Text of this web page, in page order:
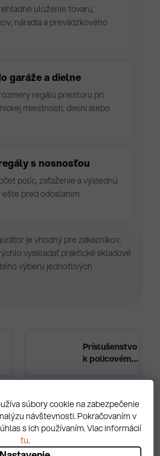
súbory cookie na zabezpečenie
návštevnosti. Pokračovaním v
s ich používaním. Viac informácií
tu.
uloženie tovaru,
náradia a prevádzkového
garáže a dielne
regálu priestoru pri
miestnosti, dielni alebo
s nosnosťou
políc, zaťaženie a výslednú
ešte pred odoslaním
je vhodný pre zákazníkov,
vyskladať praktické skladové
výberu jednotlivých
Príslušenstvo
k policovému
SUPER